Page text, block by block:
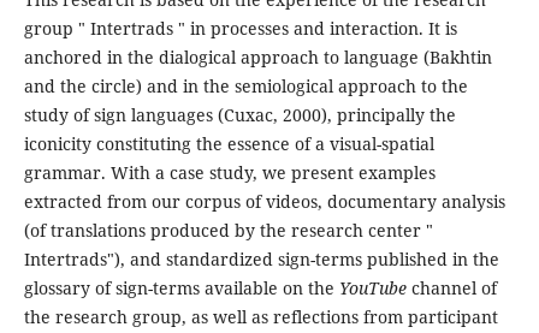
group " Intertrads " in processes and interaction. It is
anchored in the dialogical approach to language (Bakhtin
and the circle) and in the semiological approach to the
study of sign languages (Cuxac, 2000), principally the
iconicity constituting the essence of a visual-spatial
grammar. With a case study, we present examples
extracted from our corpus of videos, documentary analysis
(of translations produced by the research center "
Intertrads"), and standardized sign-terms published in the
glossary of sign-terms available on the YouTubechannel of
the research group, as well as reflections from participant